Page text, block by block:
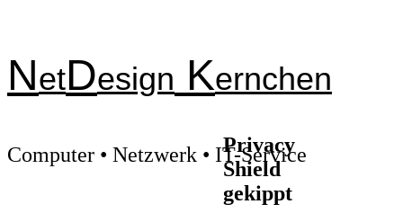
NetDesign Kernchen
Computer • Netzwerk • IT-Service
Privacy
Shield
gekippt